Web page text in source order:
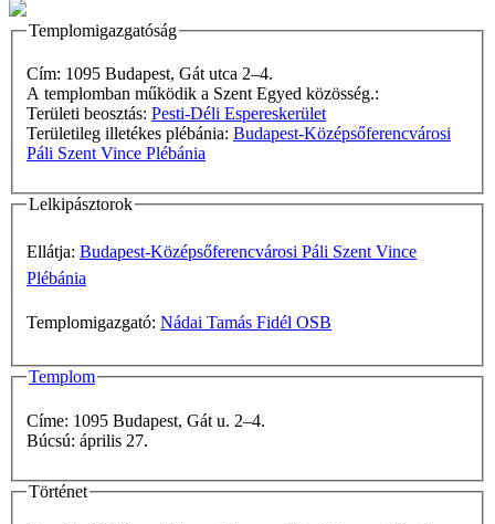
Templomigazgatóság
Cím: 1095 Budapest, Gát utca 2–4.
A templomban működik a Szent Egyed közösség.:
Területi beosztás: Pesti-Déli Espereskerület
Területileg illetékes plébánia: Budapest-Középsőferencvárosi
Páli Szent Vince Plébánia
Lelkipásztorok
Ellátja: Budapest-Középsőferencvárosi Páli Szent Vince
Plébánia
Templomigazgató: Nádai Tamás Fidél OSB
Templom
Címe: 1095 Budapest, Gát u. 2–4.
Búcsú: április 27.
Történet